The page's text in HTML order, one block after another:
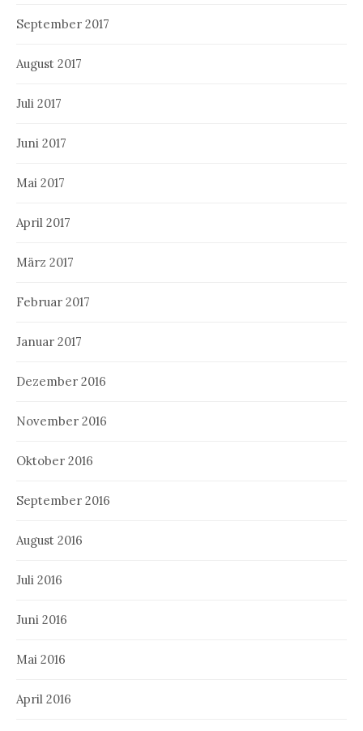
September 2017
August 2017
Juli 2017
Juni 2017
Mai 2017
April 2017
März 2017
Februar 2017
Januar 2017
Dezember 2016
November 2016
Oktober 2016
September 2016
August 2016
Juli 2016
Juni 2016
Mai 2016
April 2016